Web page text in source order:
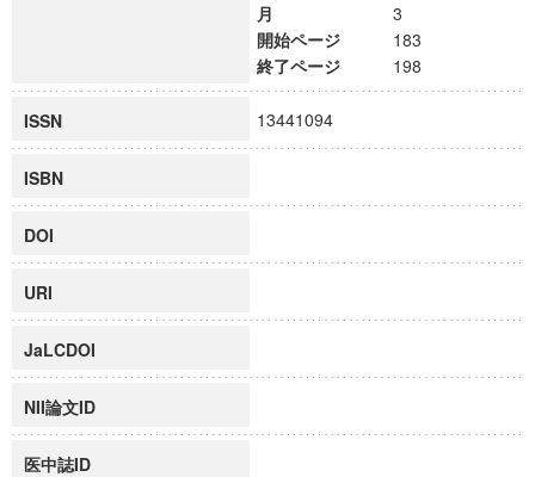
月
3
開始ページ
183
終了ページ
198
ISSN 13441094
ISBN
DOI
URI
JaLCDOI
NII論文ID
医中誌ID